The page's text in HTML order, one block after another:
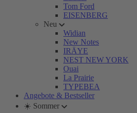
Tom Ford
EISENBERG
Neu
Widian
New Notes
IRÄYE
NEST NEW YORK
Ouai
La Prairie
TYPEBEA
Angebote & Bestseller
☀️ Sommer